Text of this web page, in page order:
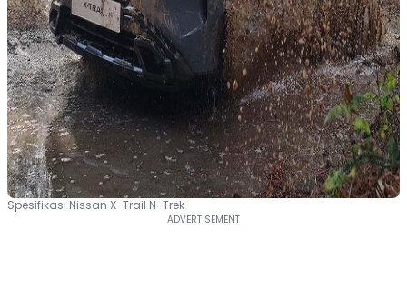
Spesifikasi Nissan X-Trail N-Trek